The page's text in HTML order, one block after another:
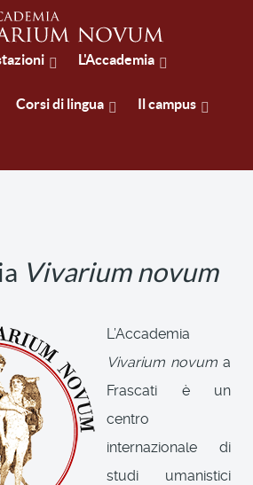
L'Accademia
Corsi di lingua Il campus
Vivarium novum
L’Accademia
Vivarium novum a
Frascati è un
centro
internazionale di
studi umanistici